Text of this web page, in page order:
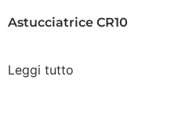
Astucciatrice CR10
Leggi tutto